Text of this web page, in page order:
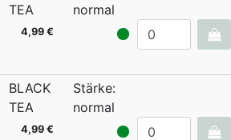
TEA
normal
4,99 €
BLACK
TEA
Stärke:
normal
4,99 €